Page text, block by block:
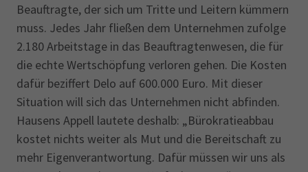
Beauftragte, der sich um Tritte und Leitern kümmern
muss. Jedes Jahr fließen dem Unternehmen zufolge
2.180 Arbeitstage in das Beauftragtenwesen, die für
die echte Wertschöpfung verloren gehen. Die Kosten
dafür beziffert Delo auf 600.000 Euro. Mit dieser
Situation will sich das Unternehmen nicht abfinden.
Hausens Appell lautete deshalb: „Bürokratieabbau
kostet nichts weiter als Mut und die Bereitschaft zu
mehr Eigenverantwortung. Dafür müssen wir uns als